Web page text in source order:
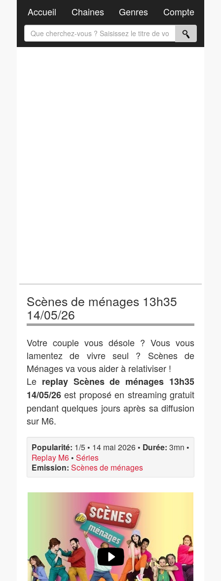
Scènes de ménages 13h35
14/05/26
Votre couple vous désole ? Vous vous
lamentez de vivre seul ? Scènes de
Ménages va vous aider à relativiser !
Le replay Scènes de ménages 13h35
14/05/26 est proposé en streaming gratuit
pendant quelques jours après sa diffusion
sur M6.
Popularité: 1/5 • 14 mai 2026 • Durée: 3mn •
Replay M6 • Séries
Emission: Scènes de ménages
Accueil Chaines Genres Compte